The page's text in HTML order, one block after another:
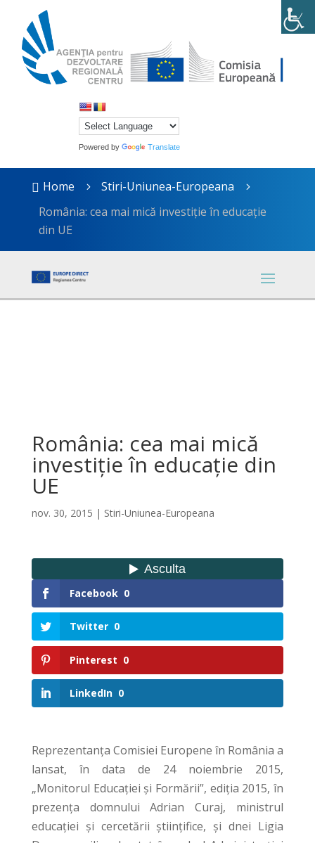
Powered by Translate
 Home 5 Stiri-Uniunea-Europeana 5
România: cea mai mică investiție în educație
din UE
România: cea mai mică
investiție în educație din
UE
nov. 30, 2015 | Stiri-Uniunea-Europeana
Facebook 0
Twitter 0
Pinterest 0
LinkedIn 0
Reprezentanța Comisiei Europene în România a
lansat, în data de 24 noiembrie 2015,
„Monitorul Educației și Formării”, ediția 2015, în
prezența domnului Adrian Curaj, ministrul
educației și cercetării științifice, și dnei Ligia